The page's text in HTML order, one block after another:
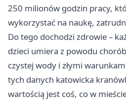
250 milionów godzin pracy,
wykorzystać na naukę,
Do tego dochodzi zdrowie –
dzieci umiera z powodu
czystej wody i złymi
tych danych katowicka
wartością jest coś, co w